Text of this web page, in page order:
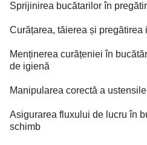
Sprijinirea bucătarilor în
Curățarea, tăierea și pregătirea
Menținerea curățeniei în
de igienă
Manipularea corectă a
Asigurarea fluxului de lucru în
schimb